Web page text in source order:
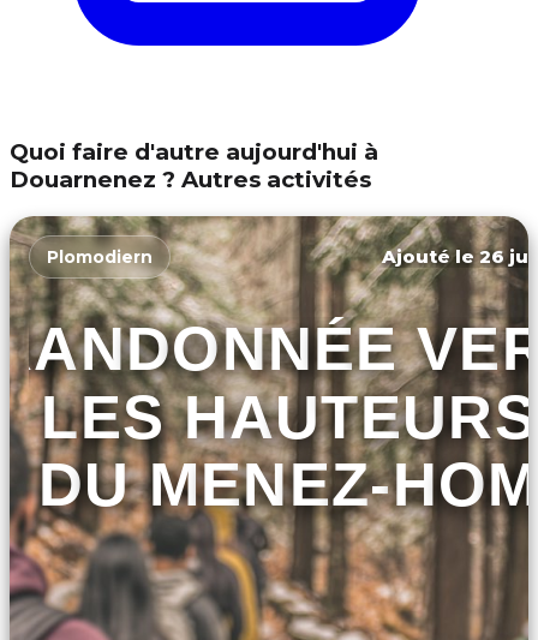
Quoi faire d'autre aujourd'hui à
Douarnenez ? Autres activités
Plomodiern Ajouté le 26
LES HAUTEURS
DU MENEZ-HOM